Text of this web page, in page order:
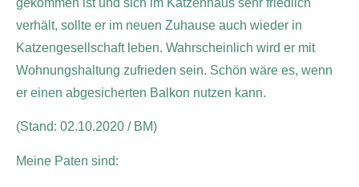
verhält, sollte er im neuen Zuhause auch wieder in
Katzengesellschaft leben. Wahrscheinlich wird er mit
Wohnungshaltung zufrieden sein. Schön wäre es, wenn
er einen abgesicherten Balkon nutzen kann.
(Stand: 02.10.2020 / BM)
Meine Paten sind: